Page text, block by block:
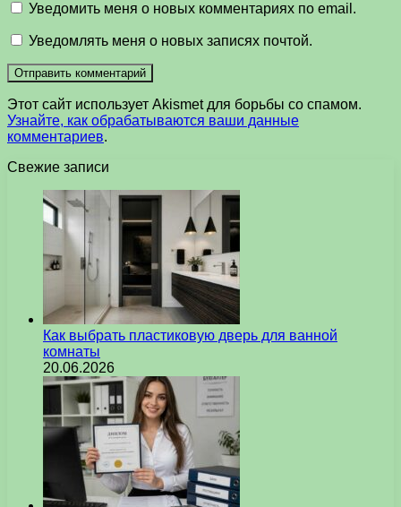
Уведомить меня о новых комментариях по email.
Уведомлять меня о новых записях почтой.
Этот сайт использует Akismet для борьбы со спамом.
Узнайте, как обрабатываются ваши данные
комментариев.
Свежие записи
Как выбрать пластиковую дверь для ванной
комнаты
20.06.2026